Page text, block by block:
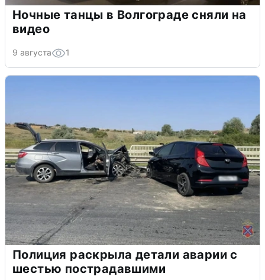
Ночные танцы в Волгограде сняли на
видео
9 августа 1
Полиция раскрыла детали аварии с
шестью пострадавшими